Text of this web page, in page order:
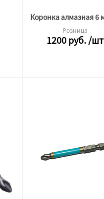
Розница
1200руб./шт